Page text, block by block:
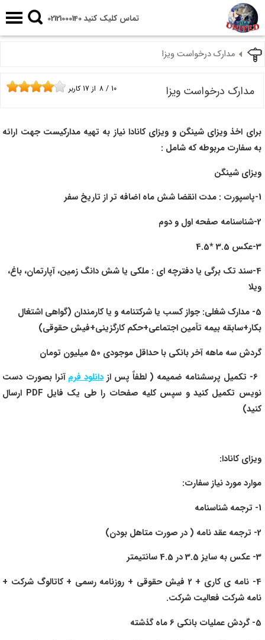
تماس کلیک کنید 02121000140
مدارک درخواست ویزا
مدارک درخواست ویزا 8 / 10 از 17کاربر
برای اخذ ویزای شینگن و ویزای کانادا نیاز به تهیه مدارکیست جهت ارائه
به سفارت مربوطه که شامل :
ویزای شینگن
1-پاسپورت : مدت انقضا شش ماه اضافه تر از تاریخ سفر
2-شناسنامه صفحه اول و دوم
3-عکس 3.5 *4.5
4-سند تک برگی یا دفترچه ای : ملکی یا شش دانگ زمین، آپارتمان، باغ،
ویلا
5- مدارک شغلی: جواز کسب یا شرکتنامه و یا کارمندان (گواهی اشتغال
بکار+سابقه بیمه تأمین اجتماعی+حکم کارگزینی+فیش حقوقی)
گردش سه ماهه آخر بانکی با حداقل موجودی 50 میلیون تومان
6- تکمیل پرسشنامه ضمیمه ( لطفاً پس از
دانلود فرم آنرا بصورت دست
نویس تکمیل کنید و سپس کلیه صفحات را طی یک فایل PDF ارسال
کنید)
ویزای کانادا:
موارد مورد نیاز سفارت:
1- ترجمه شناسنامه
2- ترجمه عقد نامه ( در صورت متاهل بودن)
3- عکس به سایز 3.5 در 4.5 سانتیمتر
4- نامه ی کاری + 2 فیش حقوقی + روزنامه رسمی + کاتالوگ شرکت +
نامه شرکت فعالیت شرکت.
5- گردش عملیات بانکی 6 ماه گذشته